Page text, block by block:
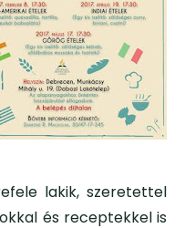
lakik, szeretettel
és receptekkel is